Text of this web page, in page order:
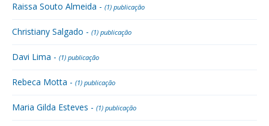
Raissa Souto Almeida - (1) publicação
Christiany Salgado - (1) publicação
Davi Lima - (1) publicação
Rebeca Motta - (1) publicação
Maria Gilda Esteves - (1) publicação